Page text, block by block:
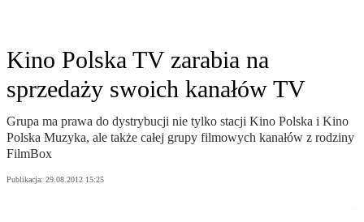
Kino Polska TV zarabia na
sprzedaży swoich kanałów TV
Grupa ma prawa do dystrybucji nie tylko stacji Kino Polska i Kino
Polska Muzyka, ale także całej grupy filmowych kanałów z rodziny
FilmBox
Publikacja: 29.08.2012 15:25